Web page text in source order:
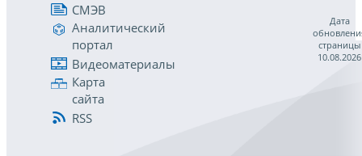
СМЭВ
Аналитический
портал
Видеоматериалы
Карта
сайта
RSS
Дата
страницы
10.08.2026